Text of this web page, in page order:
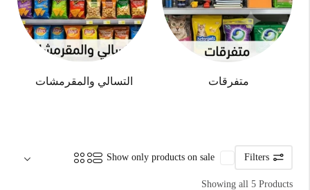
متفرقات التسالي والمقرمشات
Filters
Show only products on sale
Showing all 5 Products